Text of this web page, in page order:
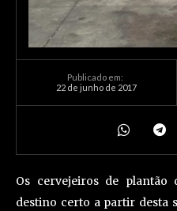
Publicado em:
22 de junho de 2017
Os cervejeiros de plantão
destino certo a partir desta